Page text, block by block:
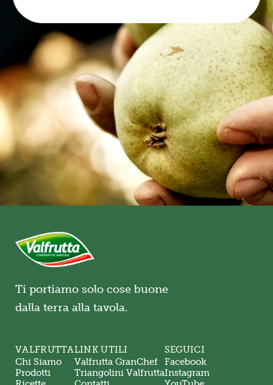
Ti portiamo solo cose buone
dalla terra alla tavola.
VALFRUTTA
Chi Siamo
Prodotti
LINK UTILI
Valfrutta GranChef
Triangolini Valfrutta
SEGUICI
Facebook
Instagram